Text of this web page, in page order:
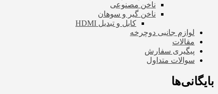
ناخن مصنوعی
ناخن گیر و سوهان
کابل و تبدیل HDMI
لوازم جانبی دوچرخه
مقالات
پیگیری سفارش
سوالات متداول
بایگانی‌ها